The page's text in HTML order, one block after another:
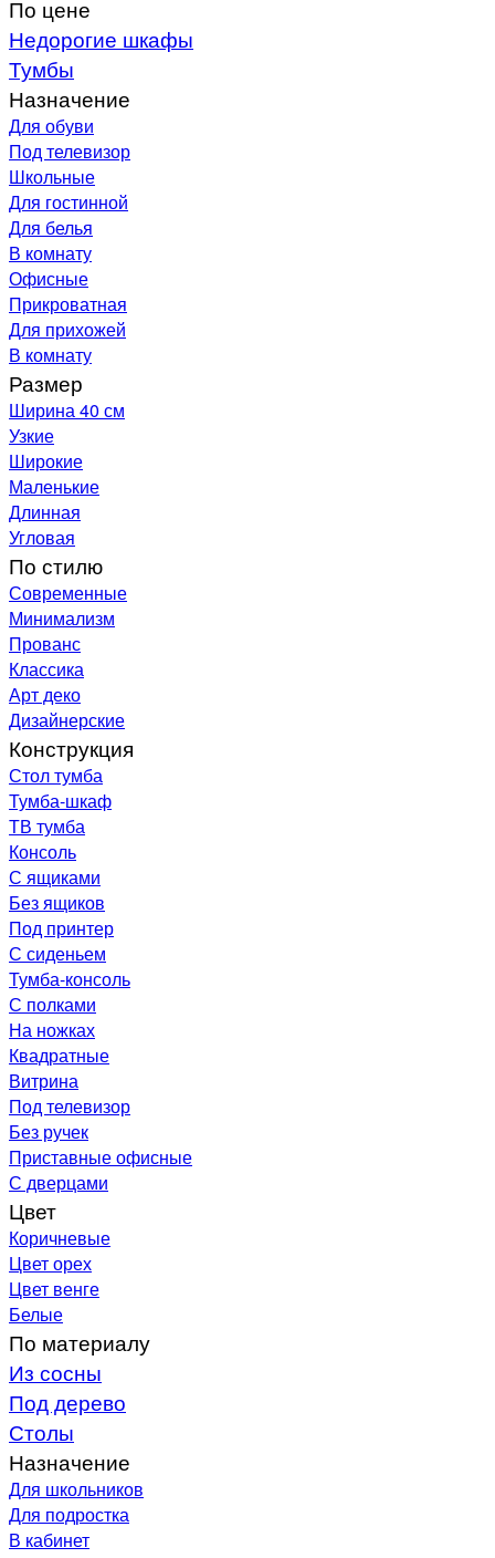
По цене
Недорогие шкафы
Тумбы
Назначение
Для обуви
Под телевизор
Школьные
Для гостинной
Для белья
В комнату
Офисные
Прикроватная
Для прихожей
В комнату
Размер
Ширина 40 см
Узкие
Широкие
Маленькие
Длинная
Угловая
По стилю
Современные
Минимализм
Прованс
Классика
Арт деко
Дизайнерские
Конструкция
Стол тумба
Тумба-шкаф
ТВ тумба
Консоль
С ящиками
Без ящиков
Под принтер
С сиденьем
Тумба-консоль
С полками
На ножках
Квадратные
Витрина
Под телевизор
Без ручек
Приставные офисные
С дверцами
Цвет
Коричневые
Цвет орех
Цвет венге
Белые
По материалу
Из сосны
Под дерево
Столы
Назначение
Для школьников
Для подростка
В кабинет